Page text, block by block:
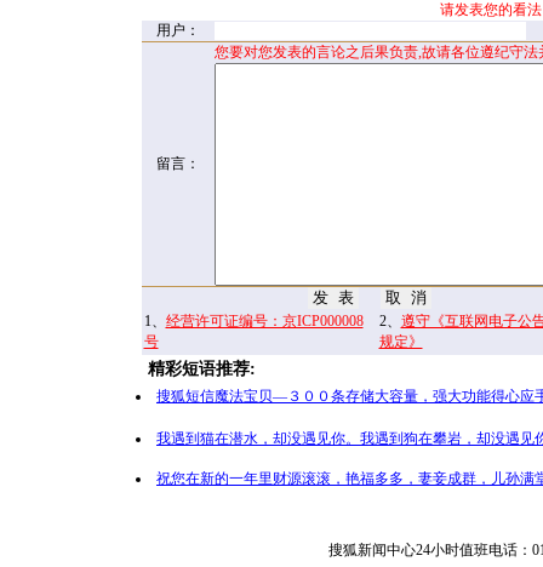
请发表您的看
用户：
留言：
您要对您发表的言论之后果负责,故请各位遵纪守
1、 经营许可证编号：京ICP000008
号
2、 遵守《互联网电子公
规定》
精彩短语推荐:
搜狐短信魔法宝贝—３００条存储大容量，强大功能得心应
我遇到猫在潜水，却没遇见你。我遇到狗在攀岩，却没遇
祝您在新的一年里财源滚滚，艳福多多，妻妾成群，儿孙
搜狐新闻中心24小时值班电话：